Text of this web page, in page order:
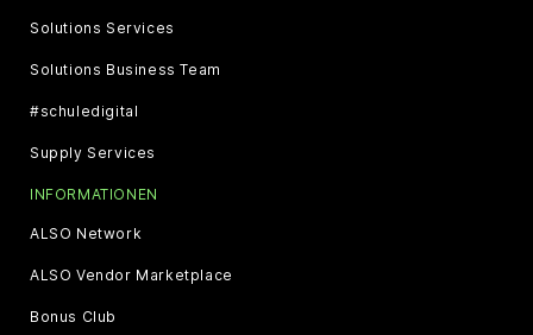
Solutions Services
Solutions Business Team
#schuledigital
Supply Services
INFORMATIONEN
ALSO Network
ALSO Vendor Marketplace
Bonus Club